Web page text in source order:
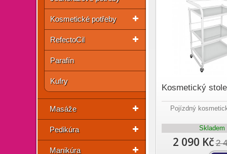
Kosmetické potřeby
RefectoCil
Parafín
Kufry
Masáže
Pedikúra
Manikúra
Kosmetický
Pojízdný
Skladem
2 090 Kč 2